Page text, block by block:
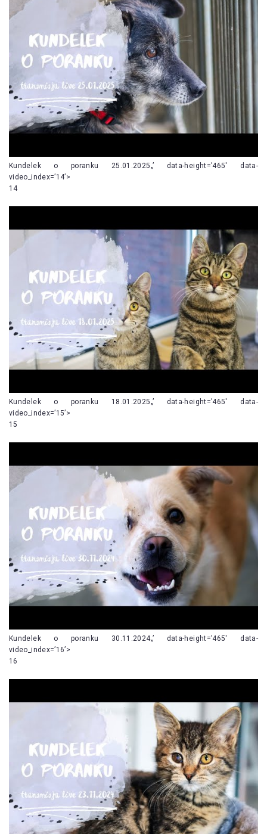
Kundelek o poranku 25.01.2025„’ data-height=’465′ data-
video_index=’14’>
14
Kundelek o poranku 18.01.2025„’ data-height=’465′ data-
video_index=’15’>
15
Kundelek o poranku 30.11.2024„’ data-height=’465′ data-
video_index=’16’>
16